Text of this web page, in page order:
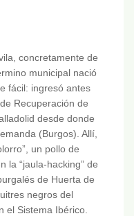
concretamente de
municipal nació
fácil: ingresó antes
Recuperación de
desde donde
(Burgos). Allí,
un pollo de
la “jaula-hacking” de
de Huerta de
negros del
el Sistema Ibérico.